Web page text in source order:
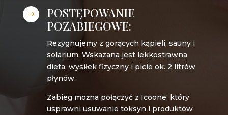
$
POSTĘPOWANIE
POZABIEGOWE:
Rezygnujemy z gorących kąpieli, sauny i
solarium. Wskazana jest lekkostrawna
dieta, wysiłek fizyczny i picie ok. 2 litrów
płynów.
Zabieg można połączyć z Icoone, który
usprawni usuwanie toksyn i produktów